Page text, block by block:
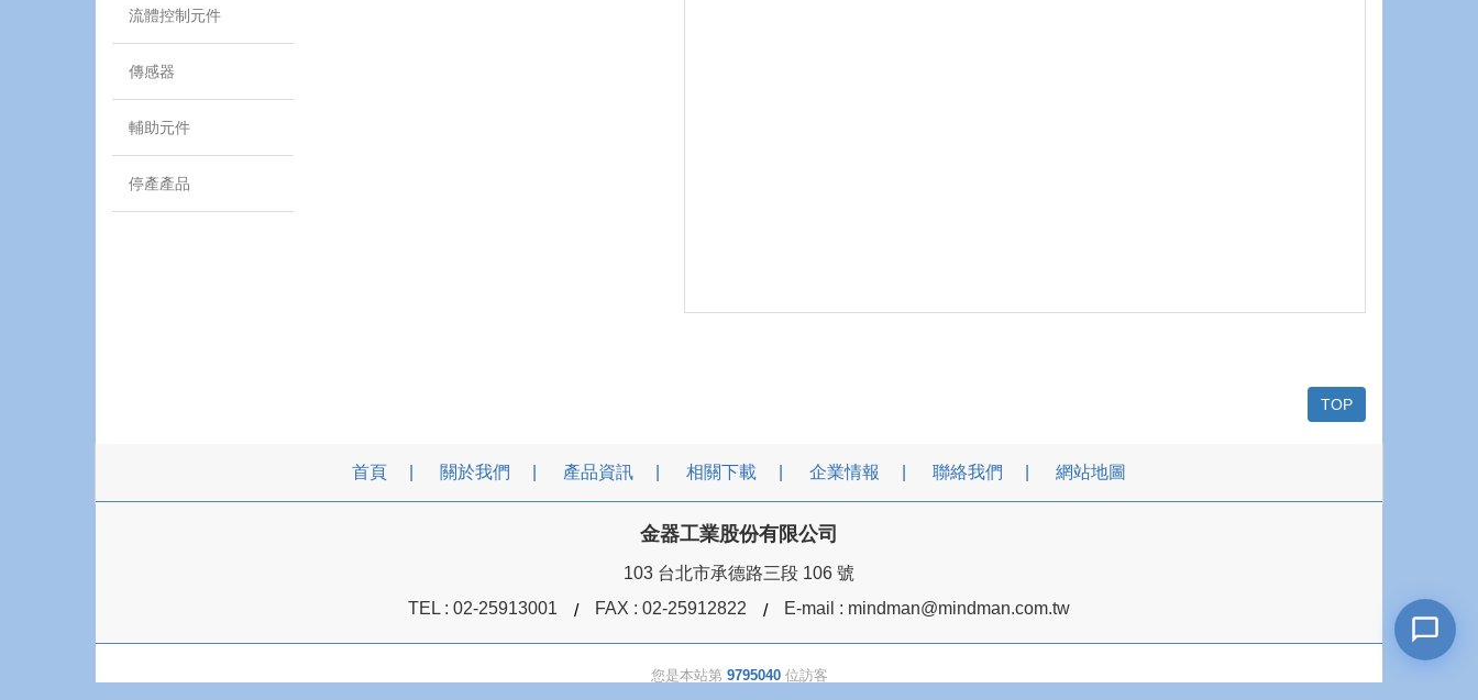
流體控制元件
傳感器
輔助元件
停產產品
TOP
首頁 關於我們 產品資訊 相關下載 企業情報 聯絡我們 網站地圖
金器工業股份有限公司
103 台北市承德路三段 106 號
TEL : 02-25913001 FAX : 02-25912822 E-mail : mindman@mindman.com.tw
您是本站第 9795040位訪客